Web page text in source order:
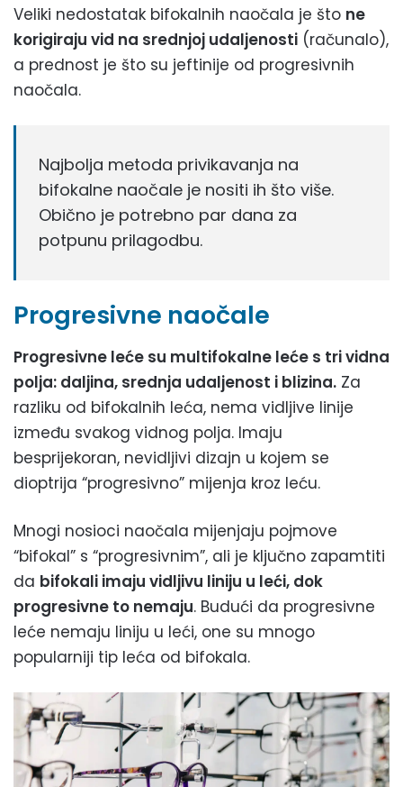
Veliki nedostatak bifokalnih naočala je što ne
korigiraju vid na srednjoj udaljenosti (računalo),
a prednost je što su jeftinije od progresivnih
naočala.
Najbolja metoda privikavanja na
bifokalne naočale je nositi ih što više.
Obično je potrebno par dana za
potpunu prilagodbu.
Progresivne naočale
Progresivne leće su multifokalne leće s tri vidna
polja: daljina, srednja udaljenost i blizina. Za
razliku od bifokalnih leća, nema vidljive linije
između svakog vidnog polja. Imaju
besprijekoran, nevidljivi dizajn u kojem se
dioptrija “progresivno” mijenja kroz leću.
Mnogi nosioci naočala mijenjaju pojmove
“bifokal” s “progresivnim”, ali je ključno zapamtiti
da bifokali imaju vidljivu liniju u leći, dok
progresivne to nemaju. Budući da progresivne
leće nemaju liniju u leći, one su mnogo
popularniji tip leća od bifokala.